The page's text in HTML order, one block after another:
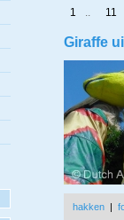
1 .. 11
Giraffe
hakken |